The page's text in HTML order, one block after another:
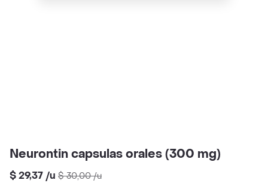
Neurontin capsulas orales (300 mg)
$ 29,37 /u $ 30,00/u